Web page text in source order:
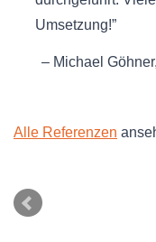
Umsetzung!
Michael Göhner
Alle Referenzen